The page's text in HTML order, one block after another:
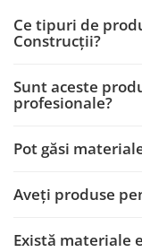
Ce tipuri de
Construcții?
Sunt aceste
profesionale?
Pot găsi
Aveți produse
Există materiale